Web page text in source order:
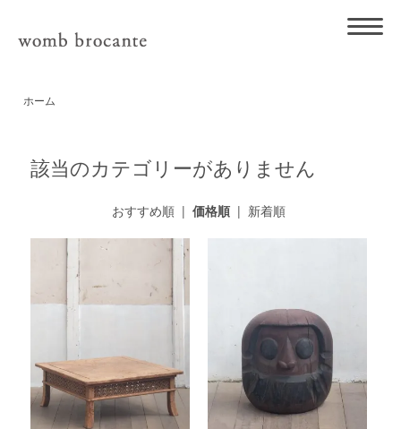
ホーム
該当のカテゴリーがありません
おすすめ順| 価格順| 新着順